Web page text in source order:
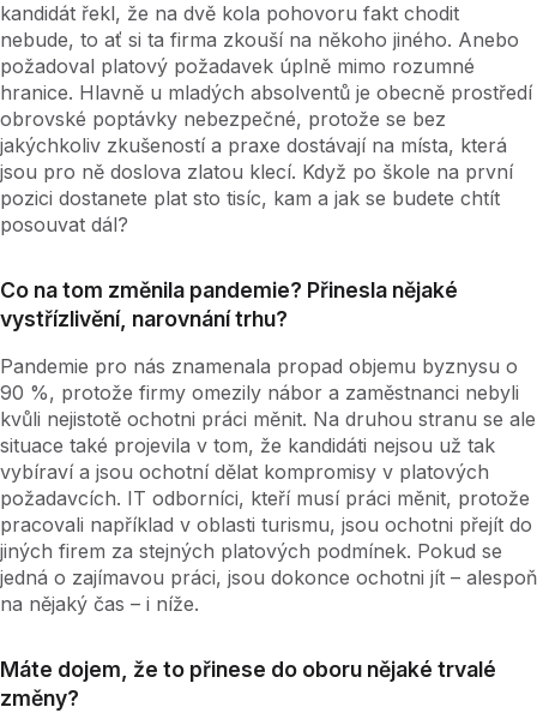
kandidát řekl, že na dvě kola pohovoru fakt chodit
nebude, to ať si ta firma zkouší na někoho jiného. Anebo
požadoval platový požadavek úplně mimo rozumné
hranice. Hlavně u mladých absolventů je obecně prostředí
obrovské poptávky nebezpečné, protože se bez
jakýchkoliv zkušeností a praxe dostávají na místa, která
jsou pro ně doslova zlatou klecí. Když po škole na první
pozici dostanete plat sto tisíc, kam a jak se budete chtít
posouvat dál?
Co na tom změnila pandemie? Přinesla nějaké
vystřízlivění, narovnání trhu?
Pandemie pro nás znamenala propad objemu byznysu o
90 %, protože firmy omezily nábor a zaměstnanci nebyli
kvůli nejistotě ochotni práci měnit. Na druhou stranu se ale
situace také projevila v tom, že kandidáti nejsou už tak
vybíraví a jsou ochotní dělat kompromisy v platových
požadavcích. IT odborníci, kteří musí práci měnit, protože
pracovali například v oblasti turismu, jsou ochotni přejít do
jiných firem za stejných platových podmínek. Pokud se
jedná o zajímavou práci, jsou dokonce ochotni jít – alespoň
na nějaký čas – i níže.
Máte dojem, že to přinese do oboru nějaké trvalé
změny?